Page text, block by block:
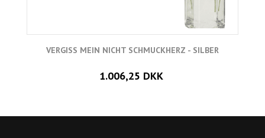
VERGISS MEIN NICHT SCHMUCKHERZ - SILBER
1.006,25 DKK